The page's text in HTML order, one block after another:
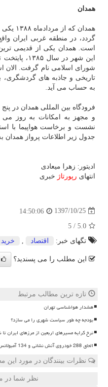
همدان
همدان
گردد، در منطقه غربی ایران
است. همدان یكی از قدیمی
این شهر در
شورای اسلامی نام گرفت. الان
تاریخی و جاذبه های گردشگری،
به حساب می آید.
فرودگاه بین المللی همدان در
نشست و برخاست هواپیما با
جدول زیر اطلاعات پرواز همدان
ادیتور: زهرا میعادی
انتهای رپورتاژ خبری
1397/10/25
14:50:06
5.0
/
5
تگهای خبر:
اقتصاد خرید
این مطلب را می پسندید؟
تازه ترین مطالب مرتبط
هشدار هواشناسی تهران
بودجه چه طور سیاست شهری را می سازد؟
نرخ کرایه مسیرهای اربعین از مرزهای ایران
الحاق 288 خودروی آتش نشانی و 134 آمبولانس به ناوگان امدادی کشور
نظرات بینندگان در مورد این
نظر شما در